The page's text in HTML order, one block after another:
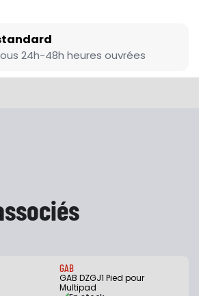
24h-48h heures ouvrées
GAB
GAB DZGJ1 Pied pour
Multipad